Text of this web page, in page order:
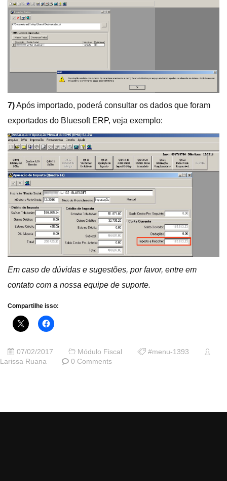
7)Após importado, poderá consultar os dados que foram
exportados do Bluesoft ERP, veja exemplo:
Em caso de dúvidas e sugestões, por favor, entre em
contato com a nossa equipe de suporte.
Compartilhe isso:
07/02/2017 Módulo Fiscal
#menu-1393
Larissa Ruana
0 Comments